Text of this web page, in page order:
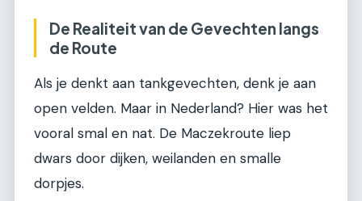
De Realiteit van de Gevechten langs
de Route
Als je denkt aan tankgevechten, denk je aan
open velden. Maar in Nederland? Hier was het
vooral smal en nat. De Maczekroute liep
dwars door dijken, weilanden en smalle
dorpjes.